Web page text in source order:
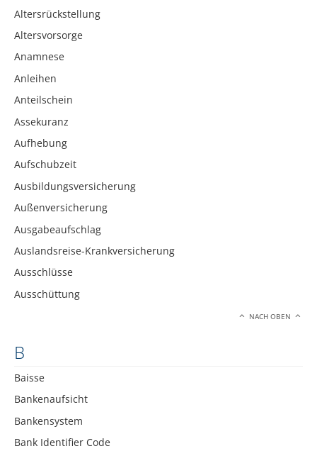
Altersrückstellung
Altersvorsorge
Anamnese
Anleihen
Anteilschein
Assekuranz
Aufhebung
Aufschubzeit
Ausbildungsversicherung
Außenversicherung
Ausgabeaufschlag
Auslandsreise-Krankversicherung
Ausschlüsse
Ausschüttung
NACH OBEN
B
Baisse
Bankenaufsicht
Bankensystem
Bank Identifier Code